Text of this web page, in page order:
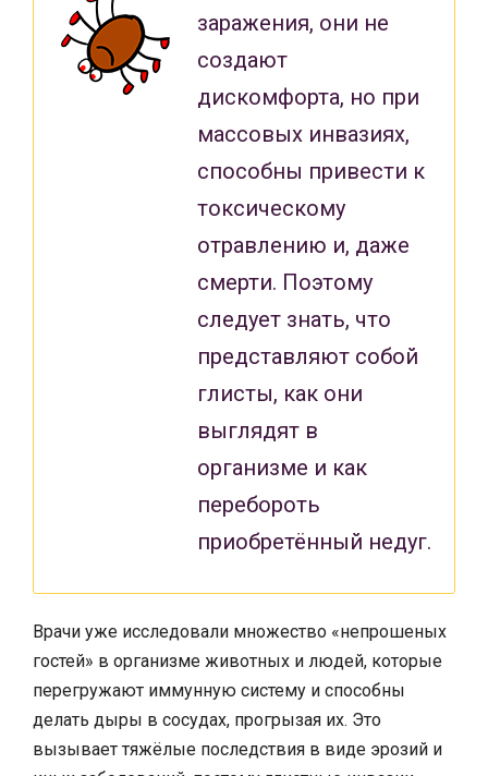
заражения, они не
создают
дискомфорта, но при
массовых инвазиях,
способны привести к
токсическому
отравлению и, даже
смерти. Поэтому
следует знать, что
представляют собой
глисты, как они
выглядят в
организме и как
перебороть
приобретённый недуг.
Врачи уже исследовали множество «непрошеных
гостей» в организме животных и людей, которые
перегружают иммунную систему и способны
делать дыры в сосудах, прогрызая их. Это
вызывает тяжёлые последствия в виде эрозий и